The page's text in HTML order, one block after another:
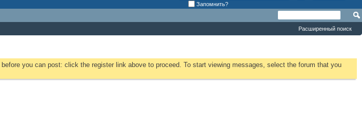
Запомнить?
Расширенный поиск
before you can post: click the register link above to proceed. To start viewing messages, select the forum that you